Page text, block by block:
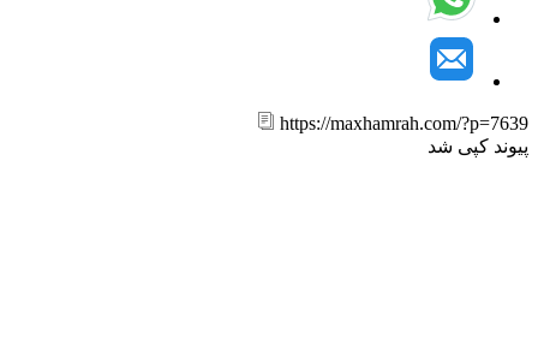
https://maxhamrah.com/
کپی شد